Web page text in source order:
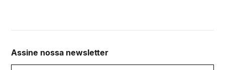
Assine nossa newsletter